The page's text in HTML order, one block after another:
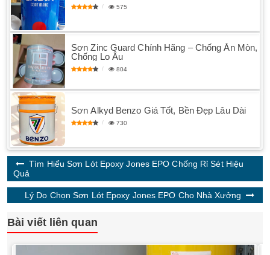
575
Sơn Zinc Guard Chính Hãng – Chống Ăn Mòn,
Chống Lo Âu
804
Sơn Alkyd Benzo Giá Tốt, Bền Đẹp Lâu Dài
730
Tìm Hiểu Sơn Lót Epoxy Jones EPO Chống Rỉ Sét Hiệu
Quả
Lý Do Chọn Sơn Lót Epoxy Jones EPO Cho Nhà Xưởng
Bài viết liên quan